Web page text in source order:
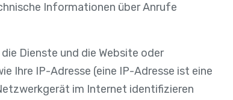
Informationen über Anrufe
Dienste und die Website oder
Ihre IP-Adresse (eine IP-Adresse ist eine
im Internet identifizieren